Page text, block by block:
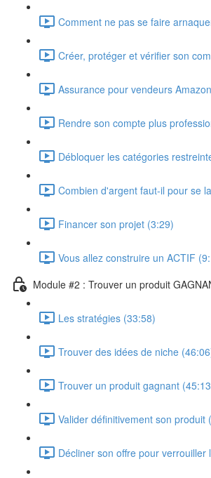
Comment ne pas se faire
Créer, protéger et vérifier son
Assurance pour vendeurs
Rendre son compte plus
Débloquer les catégories
Combien d'argent faut-il pour se
Financer son projet (3:29)
Vous allez construire un ACTIF
Module #2 : Trouver un produit
Les stratégies (33:58)
Trouver des idées de niche
Trouver un produit gagnant
Valider définitivement son produit
Décliner son offre pour verrouiller